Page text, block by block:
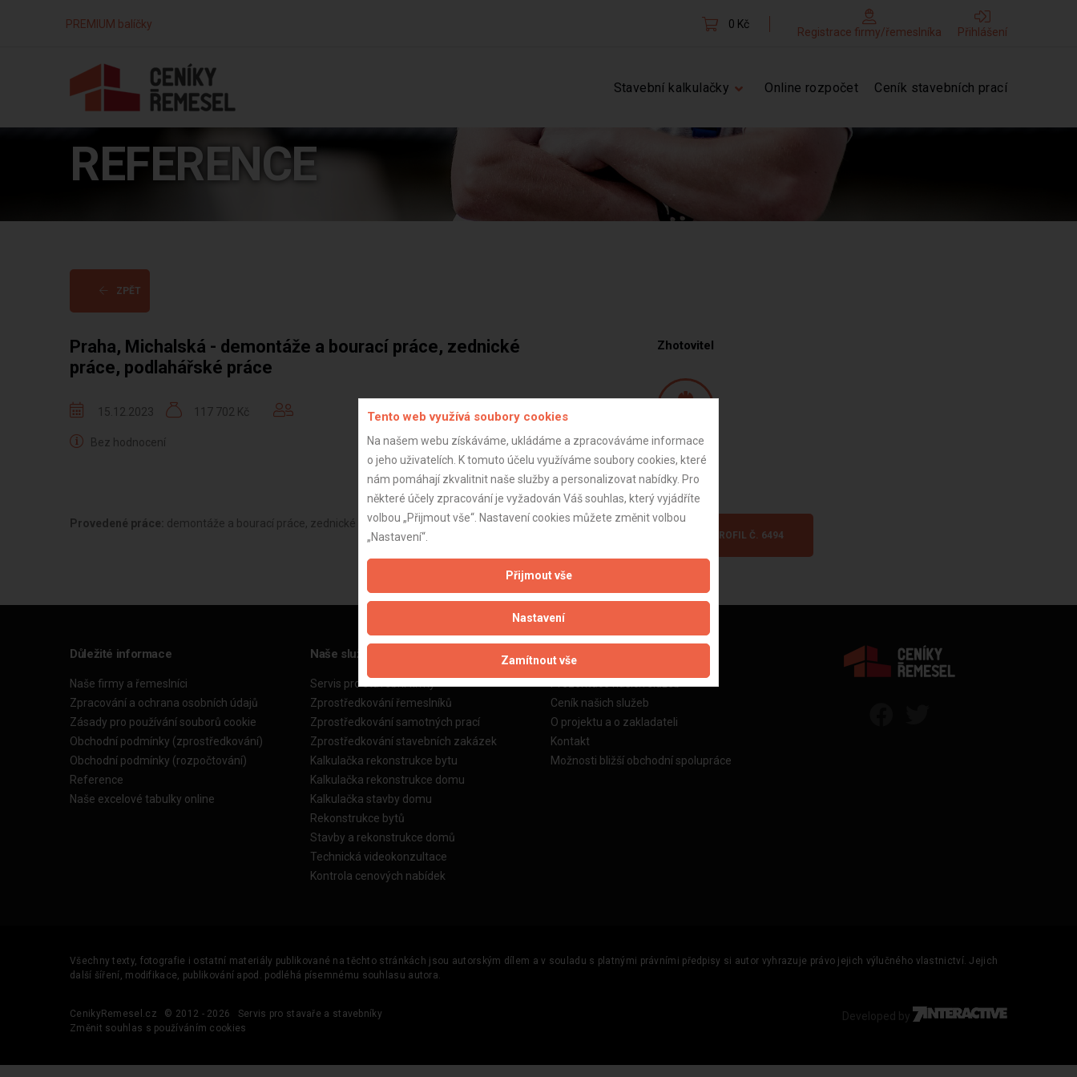
PREMIUM balíčky 0 Kč
Registrace firmy/řemeslníka Přihlášení
Stavební kalkulačky Online rozpočet Ceník stavebních prací
REFERENCE
ZPĚT
Praha, Michalská - demontáže a bourací práce, zednické
práce, podlahářské práce
15.12.2023 117 702 Kč
Bez hodnocení
Provedené práce: demontáže a bourací práce, zednické práce, podlahářské práce
Zhotovitel
Oleh R.
jednatel
ZOBRAZIT PROFIL Č. 6494
Důležité informace
Naše firmy a řemeslníci
Zpracování a ochrana osobních údajů
Zásady pro používání souborů cookie
Obchodní podmínky (zprostředkování)
Obchodní podmínky (rozpočtování)
Reference
Naše excelové tabulky online
Naše služby
Servis pro stavební firmy
Zprostředkování řemeslníků
Zprostředkování samotných prací
Zprostředkování stavebních zakázek
Kalkulačka rekonstrukce bytu
Kalkulačka rekonstrukce domu
Kalkulačka stavby domu
Rekonstrukce bytů
Stavby a rekonstrukce domů
Technická videokonzultace
Kontrola cenových nabídek
Informace o nás
Ceník našich služeb
O projektu a o zakladateli
Kontakt
Možnosti bližší obchodní spolupráce
Všechny texty, fotografie i ostatní materiály publikované na těchto stránkách jsou autorským dílem a v souladu s platnými právními předpisy si autor vyhrazuje právo jejich výlučného vlastnictví. Jejich
další šíření, modifikace, publikování apod. podléhá písemnému souhlasu autora.
CenikyRemesel.cz © 2012 - 2026
Servis pro stavaře a stavebníky
Změnit souhlas s používáním cookies
Developed by
Tento web využívá soubory cookies
Na našem webu získáváme, ukládáme a zpracováváme informace
o jeho uživatelích. K tomuto účelu využíváme soubory cookies, které
nám pomáhají zkvalitnit naše služby a personalizovat nabídky. Pro
některé účely zpracování je vyžadován Váš souhlas, který vyjádříte
volbou „Přijmout vše“. Nastavení cookies můžete změnit volbou
„Nastavení“.
Přijmout vše
Nastavení
Zamítnout vše